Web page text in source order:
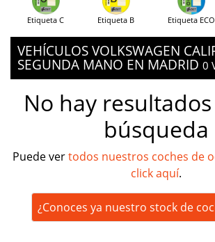
Etiqueta C Etiqueta B Etiqueta ECO
VEHÍCULOS VOLKSWAGEN
SEGUNDA MANO EN MADRID 0
No hay
búsqueda
Puede vertodos nuestros coches de
click aquí.
¿Conoces ya nuestro stock de